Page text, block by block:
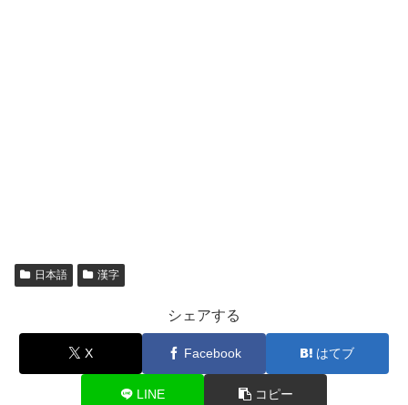
日本語 漢字
シェアする
X Facebook はてブ
LINE コピー